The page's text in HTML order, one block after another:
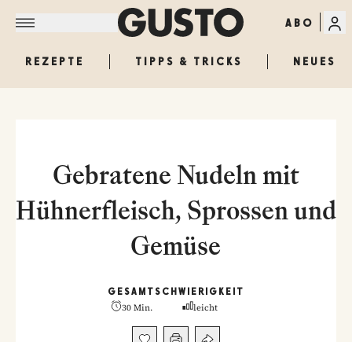
ABO
REZEPTE TIPPS & TRICKS NEUES
Gebratene Nudeln mit
Hühnerfleisch, Sprossen und
Gemüse
GESAMT
30 Min.
SCHWIERIGKEIT
leicht